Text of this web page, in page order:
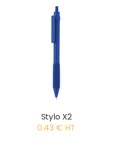
Stylo X2
0.43 € HT